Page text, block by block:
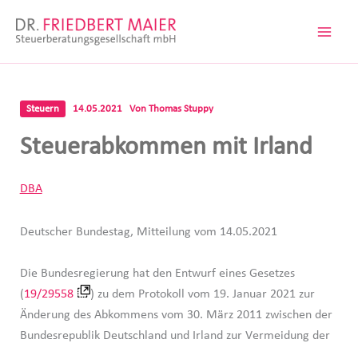
Inhalt
Steuern 14.05.2021 Von Thomas Stuppy
Steuerabkommen mit Irland
DBA
Deutscher Bundestag, Mitteilung vom 14.05.2021
Die Bundesregierung hat den Entwurf eines Gesetzes
(19/29558
) zu dem Protokoll vom 19. Januar 2021 zur
Änderung des Abkommens vom 30. März 2011 zwischen der
Bundesrepublik Deutschland und Irland zur Vermeidung der